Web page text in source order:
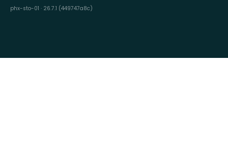
phx-sto-01 · 26.7.1 (449747a8c)